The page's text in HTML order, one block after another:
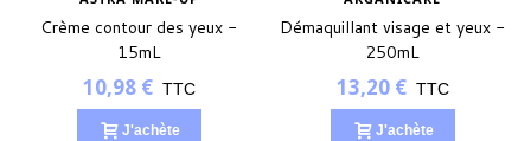
Crème contour des yeux -
15mL
10,98 € TTC
J'achète
Démaquillant visage et yeux -
250mL
13,20 € TTC
J'achète